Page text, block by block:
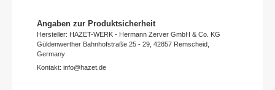
Angaben zur Produktsicherheit
Hersteller: HAZET-WERK - Hermann Zerver GmbH & Co. KG
Güldenwerther Bahnhofstraße 25 - 29, 42857 Remscheid,
Germany
Kontakt: info@hazet.de